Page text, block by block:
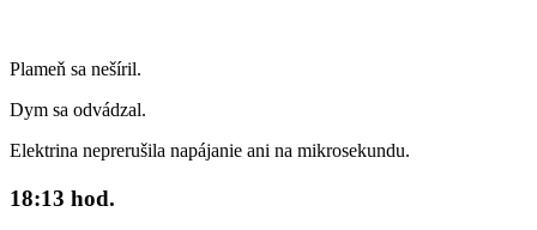
Plameň sa nešíril.
Dym sa odvádzal.
Elektrina neprerušila napájanie ani na mikrosekundu.
18:13 hod.